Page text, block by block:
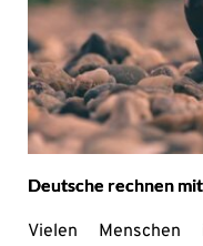
Deutsche rechnen
Vielen